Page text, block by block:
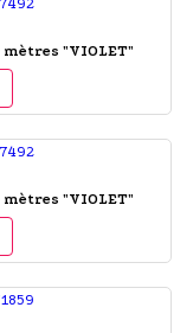
"VIOLET"
"VIOLET"